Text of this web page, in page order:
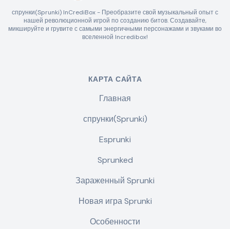
спрунки(Sprunki) InCrediBox - Преобразите свой музыкальный опыт с
нашей революционной игрой по созданию битов. Создавайте,
микшируйте и грувите с самыми энергичными персонажами и звуками во
вселенной Incredibox!
КАРТА САЙТА
Главная
спрунки(Sprunki)
Esprunki
Sprunked
Зараженный Sprunki
Новая игра Sprunki
Особенности